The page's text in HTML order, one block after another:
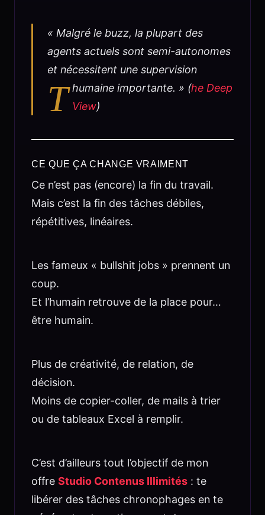
« Malgré le buzz, la plupart des
agents actuels sont semi-autonomes
et nécessitent une supervision
humaine importante. » (
T
he Deep
View)
CE QUE ÇA CHANGE VRAIMENT
Ce n’est pas (encore) la fin du travail.
Mais c’est la fin des tâches débiles,
répétitives, linéaires.
Les fameux « bullshit jobs » prennent un
coup.
Et l’humain retrouve de la place pour…
être humain.
Plus de créativité, de relation, de
décision.
Moins de copier-coller, de mails à trier
ou de tableaux Excel à remplir.
C’est d’ailleurs tout l’objectif de mon
offre Studio Contenus Illimités: te
libérer des tâches chronophages en te